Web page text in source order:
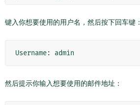
键入你想要使用的用户名，然后按下回车键：
然后提示你输入想要使用的邮件地址：